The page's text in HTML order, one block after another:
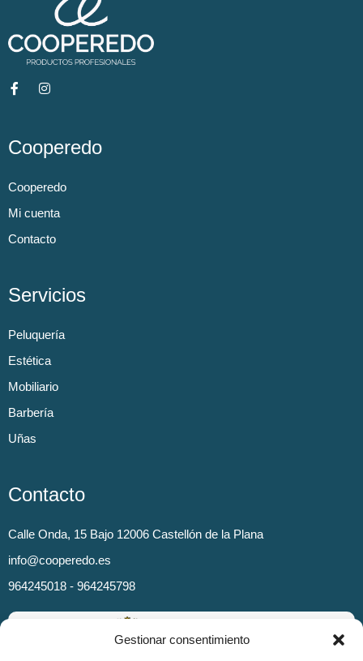
Gestionar consentimiento
Cooperedo
Cooperedo
Mi cuenta
Contacto
Servicios
Peluquería
Estética
Mobiliario
Barbería
Uñas
Contacto
Calle Onda, 15 Bajo 12006 Castellón de la Plana
info@cooperedo.es
964245018 - 964245798